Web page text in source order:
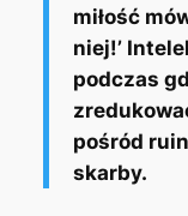
miłość
niej!’
podczas
pośród
skarby.